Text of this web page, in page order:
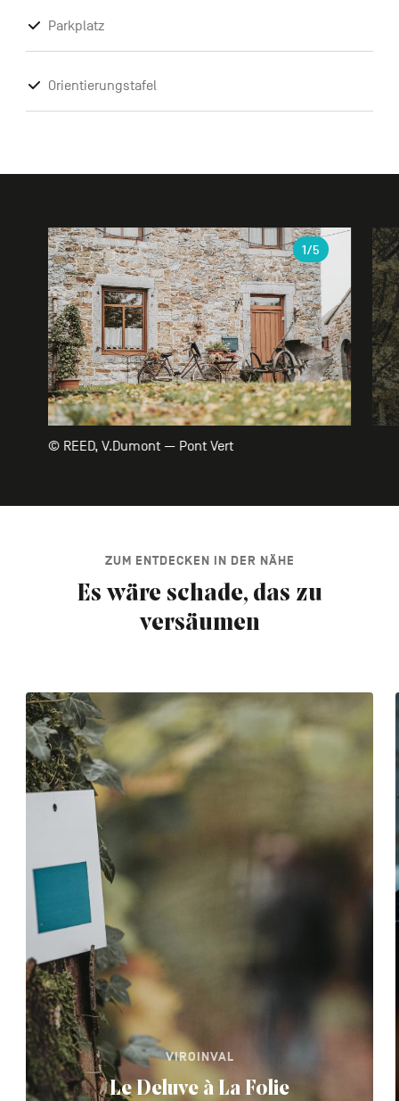
Parkplatz
Orientierungstafel
Galerie
© REED, V.Dumont — Pont Vert
1/5
ZUM ENTDECKEN IN DER NÄHE
Es wäre schade, das zu
versäumen
VIROINVAL
Le Deluve à La Folie